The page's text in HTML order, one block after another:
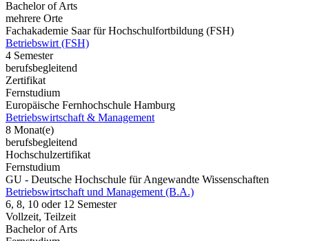
Bachelor of Arts
mehrere Orte
Fachakademie Saar für Hochschulfortbildung (FSH)
Betriebswirt (FSH)
4 Semester
berufsbegleitend
Zertifikat
Fernstudium
Europäische Fernhochschule Hamburg
Betriebswirtschaft & Management
8 Monat(e)
berufsbegleitend
Hochschulzertifikat
Fernstudium
GU - Deutsche Hochschule für Angewandte Wissenschaften
Betriebswirtschaft und Management (B.A.)
6, 8, 10 oder 12 Semester
Vollzeit, Teilzeit
Bachelor of Arts